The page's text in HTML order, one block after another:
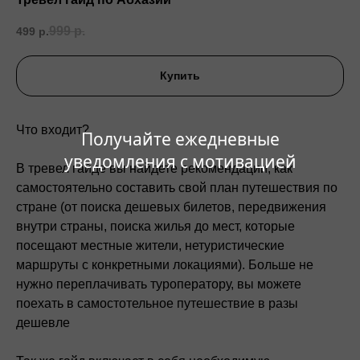
Получайте ежедневные
уведомления с мотивацией
499 р.
Купить
Что входит?
В тревел гайде вы найдете рекомендации, как
самостоятельно составить свой план путешествия по
стране (от поиска дешевых билетов, передвижения
внутри страны, поиска жилья до мест, которые
посещают местные жители, нетуристические
маршруты с конкретными локациями). Больше не
нужно переплачивать туроператору, вы можете
поехать в самостотельное путешествие в разы
дешевле